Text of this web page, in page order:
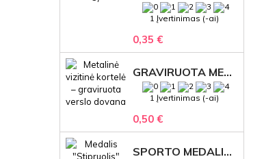
1 Įvertinimas (-ai)
0,35 €
GRAVIRUOTA METALINĖ VIZITINĖ KORTELĖ SU LOGOTIPU – REPREZENTACINĖ VERSLO DOVANA
1 Įvertinimas (-ai)
0,50 €
SPORTO MEDALIS "STIPRUOLIS" SU GRAVIRUOTU TEKSTU